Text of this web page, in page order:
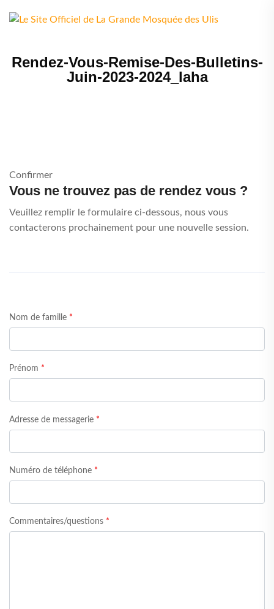
Rendez-Vous-Remise-Des-Bulletins-
Juin-2023-2024_laha
Confirmer
Vous ne trouvez pas de rendez vous ?
Veuillez remplir le formulaire ci-dessous, nous vous
contacterons prochainement pour une nouvelle session.
Nom de famille *
Prénom *
Adresse de messagerie *
Numéro de téléphone *
Commentaires/questions *